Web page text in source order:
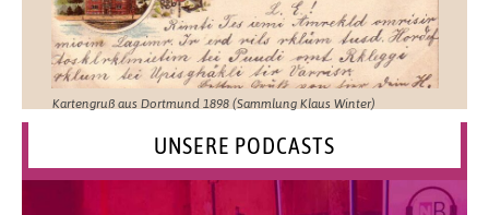
Kartengruß aus Dortmund 1898 (Sammlung Klaus Winter)
UNSERE PODCASTS